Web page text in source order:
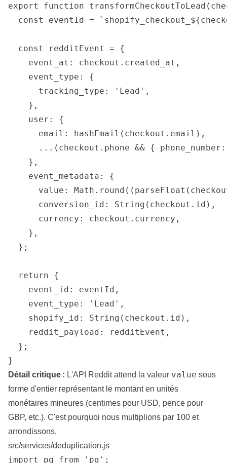
export function
const eventId =
  const redditEvent = {
    event_at: checkout.created_at,
    event_type: {
      tracking_type: 'Lead',
    },
    user: {
      email: hashEmail(checkout.email),
...(checkout.phone && {
    },
    event_metadata: {
value:
      conversion_id: String(checkout.id),
      currency: checkout.currency,
    },
  };
  return {
    event_id: eventId,
    event_type: 'Lead',
    shopify_id: String(checkout.id),
    reddit_payload: redditEvent,
  };
Détail critique : L'API Reddit attend la valeur value sous
forme d'entier représentant le montant en unités
monétaires mineures (centimes pour USD, pence pour
GBP, etc.). C'est pourquoi nous multiplions par 100 et
arrondissons.
src/services/deduplication.js
import pg from 'pg';